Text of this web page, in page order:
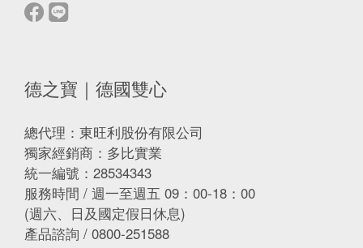
德之寶｜德國雙心
總代理：東旺利股份有限公司
獨家經銷商：多比實業
統一編號：28534343
服務時間 / 週一至週五 09：00-18：00
(週六、日及國定假日休息)
產品諮詢 / 0800-251588